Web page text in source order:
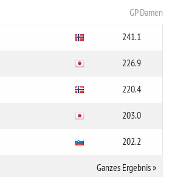
GP Damen
241.1
226.9
220.4
203.0
202.2
Ganzes Ergebnis»